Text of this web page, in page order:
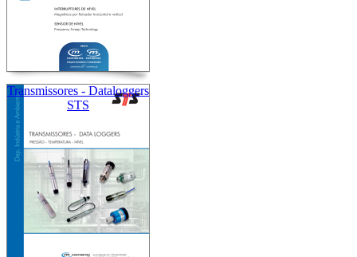
Transmissores - Dataloggers
STS